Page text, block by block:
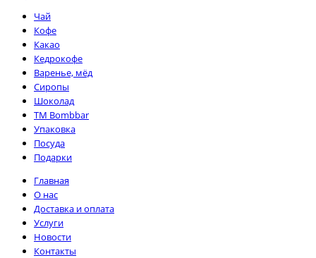
Чай
Кофе
Какао
Кедрокофе
Варенье, мёд
Сиропы
Шоколад
TM Bombbar
Упаковка
Посуда
Подарки
Главная
О нас
Доставка и оплата
Услуги
Новости
Контакты